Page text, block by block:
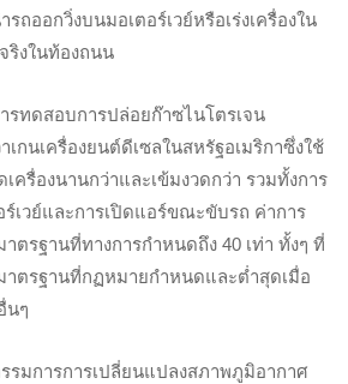
รถออกวิ่งบนมอเตอร์เวย์หรือเร่งเครื่องใน
ริงในท้องถนน
รทดสอบการปล่อยก๊าซไนโตรเจน
กนเครื่องยนต์ดีเซลในสหรัฐอเมริกาซึ่งใช้
ครื่องนานกว่าและเข้มงวดกว่า รวมทั้งการ
เวย์และการเปิดแอร์ขณะขับรถ ค่าการ
ตรฐานที่ทางการกำหนดถึง 40 เท่า ทั้งๆ ที่
าตรฐานที่กฏหมายกำหนดและต่ำสุดเมื่อ
นๆ
รมการการเปลี่ยนแปลงสภาพภูมิอากาศ